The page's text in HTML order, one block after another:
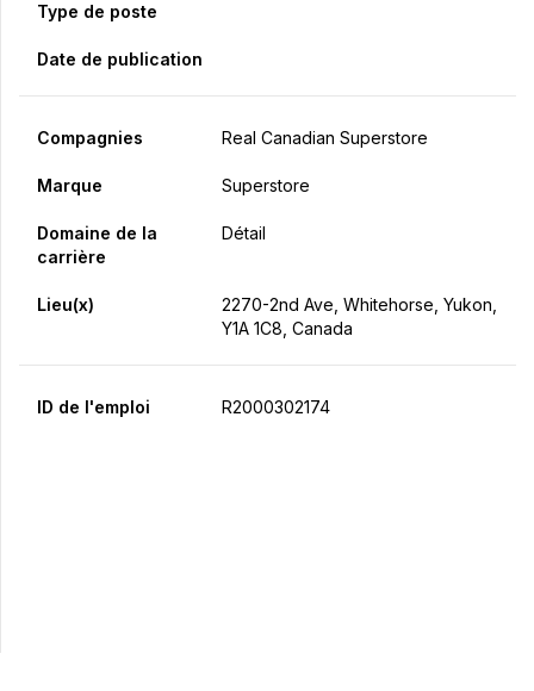
Type de poste
Date de publication
Compagnies Real Canadian Superstore
Marque Superstore
Domaine de la
carrière
Détail
Lieu(x)
2270-2nd Ave, Whitehorse, Yukon,
Y1A 1C8, Canada
ID de l'emploi R2000302174